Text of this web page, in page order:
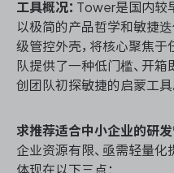
工具概况： Tower是国内较
以极简的产品哲学和敏捷
级管控外壳，将核心聚焦于
队提供了一种低门槛、开
创团队初探敏捷的启蒙工具
求推荐适合中小企业的研发
企业资源有限、亟需轻量
体现在以下三点：